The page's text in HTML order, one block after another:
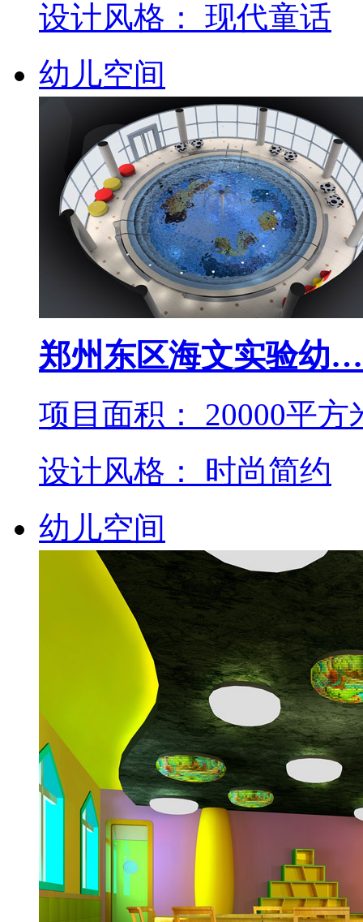
设计风格： 现代童话
幼儿空间
郑州东区海文实验幼…
项目面积： 20000平方
设计风格： 时尚简约
幼儿空间